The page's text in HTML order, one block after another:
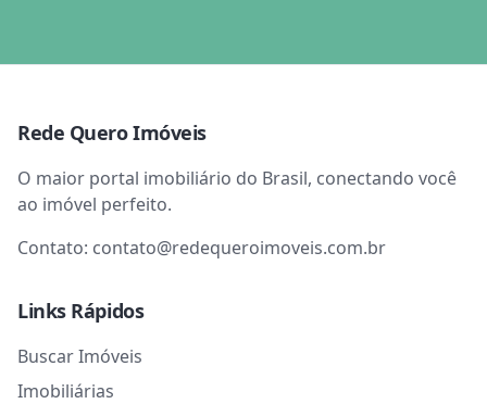
Rede Quero Imóveis
O maior portal imobiliário do Brasil, conectando você
ao imóvel perfeito.
Contato: contato@redequeroimoveis.com.br
Links Rápidos
Buscar Imóveis
Imobiliárias